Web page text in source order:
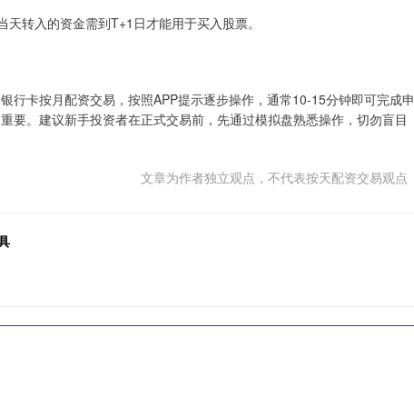
转入的资金需到T+1日才能用于买入股票。
行卡按月配资交易，按照APP提示逐步操作，通常10-15分钟即可完成申
要。建议新手投资者在正式交易前，先通过模拟盘熟悉操作，切勿盲目
文章为作者独立观点，不代表按天配资交易观点